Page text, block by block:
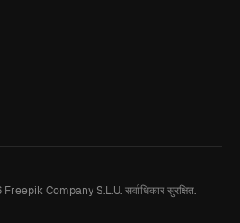
Freepik Company S.L.U. सर्वाधिकार सुरक्षित.